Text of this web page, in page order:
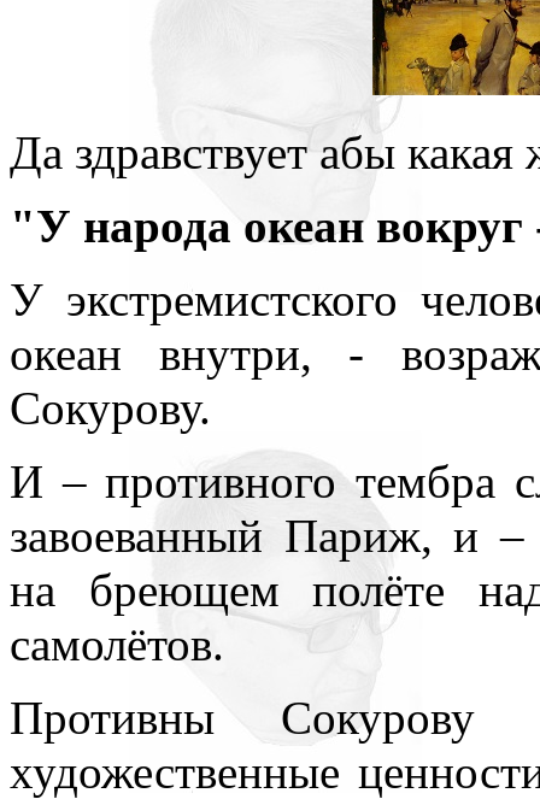
Да здравствует абы
"У народа океан вокруг
У экстремистского
океан внутри, -
Сокурову.
И – противного тембра
завоеванный Париж, и
на бреющем полёте
самолётов.
Противны Сокурову
художественные